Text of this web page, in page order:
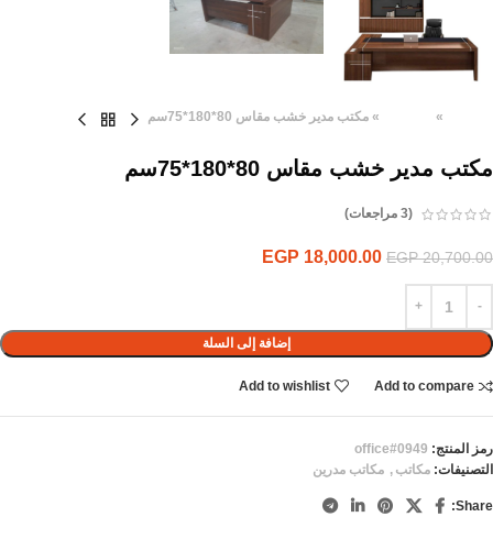
»
» مكتب مدير خشب مقاس 80*180*75سم
مكتب مدير خشب مقاس 80*180*75سم
(
3 مراجعات)
EGP20,700.00
EGP 18,000.00
إضافة إلى السلة
Add to compare
Add to wishlist
رمز المنتج: office#0949
التصنيفات: مكاتب , مكاتب مدرين
Share: